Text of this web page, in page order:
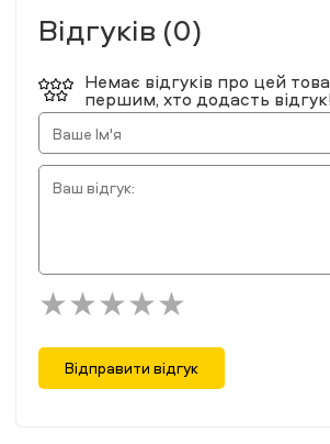
Відгуків (0)
Немає відгуків про цей
першим, хто додасть
Відправити відгук